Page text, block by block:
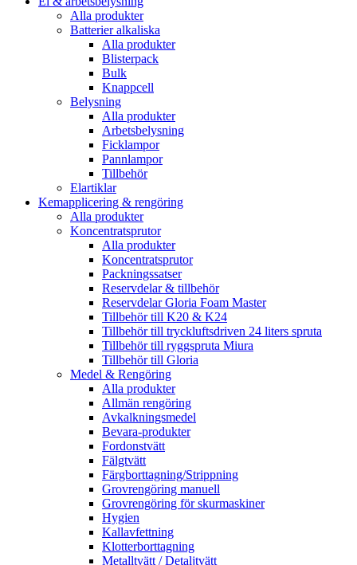
Alla produkter
Batterier alkaliska
Alla produkter
Blisterpack
Bulk
Knappcell
Belysning
Alla produkter
Arbetsbelysning
Ficklampor
Pannlampor
Tillbehör
Elartiklar
Kemapplicering & rengöring
Alla produkter
Koncentratsprutor
Alla produkter
Koncentratsprutor
Packningssatser
Reservdelar & tillbehör
Reservdelar Gloria Foam Master
Tillbehör till K20 & K24
Tillbehör till tryckluftsdriven 24 liters spruta
Tillbehör till ryggspruta Miura
Tillbehör till Gloria
Medel & Rengöring
Alla produkter
Allmän rengöring
Avkalkningsmedel
Bevara-produkter
Fordonstvätt
Fälgtvätt
Färgborttagning/Strippning
Grovrengöring manuell
Grovrengöring för skurmaskiner
Hygien
Kallavfettning
Klotterborttagning
Metalltvätt / Detaljtvätt